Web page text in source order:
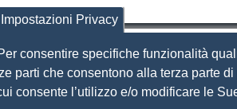
Impostazioni Privacy
consentire specifiche funzionalità
parti che consentono alla terza parte
consente l’utilizzo e/o modificare le